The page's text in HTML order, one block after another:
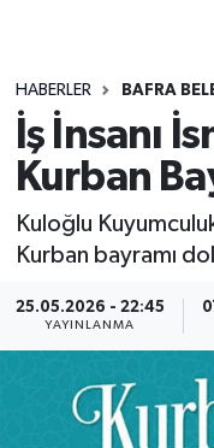
HABERLER BAFRA
İş İnsanı
Kurban
Kuloğlu
Kurban bayramı
25.05.2026 - 22:45
YAYINLANMA